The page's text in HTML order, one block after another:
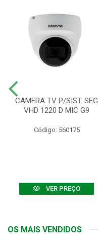
CAMERA TV P/SIST. SEG
VHD 1220 D MIC G9
Código: 560175
VER PREÇO
OS MAIS VENDIDOS